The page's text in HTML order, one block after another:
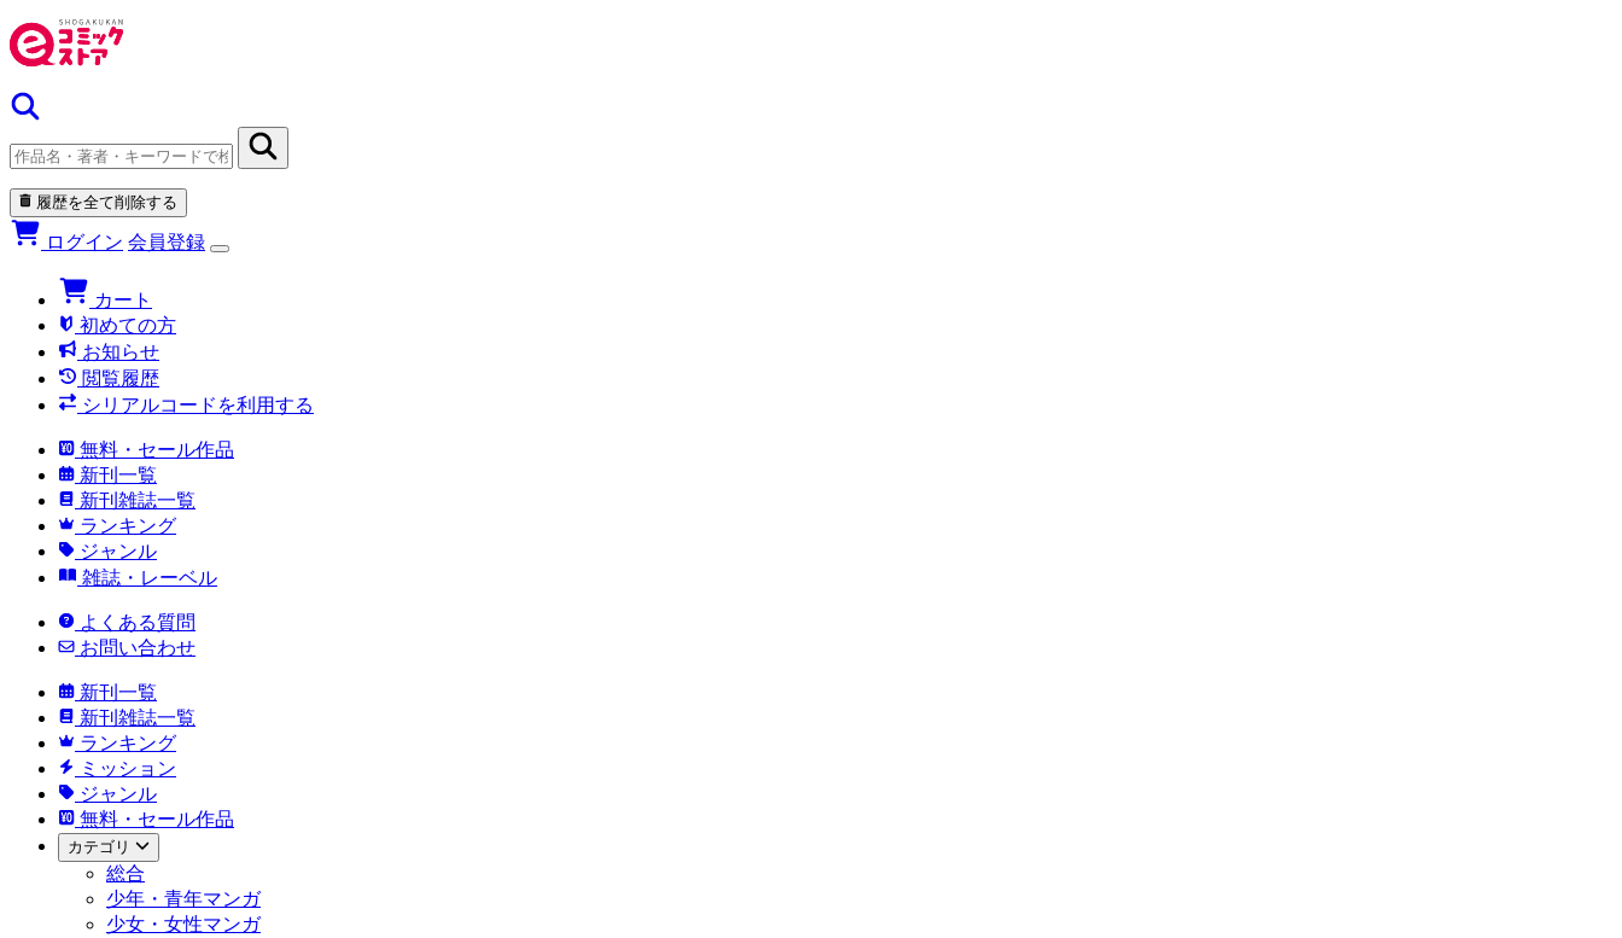
履歴を全て削除する
ログイン 会員登録
カート
初めての方
お知らせ
閲覧履歴
シリアルコードを利用する
無料・セール作品
新刊一覧
新刊雑誌一覧
ランキング
ジャンル
雑誌・レーベル
よくある質問
お問い合わせ
新刊一覧
新刊雑誌一覧
ランキング
ミッション
ジャンル
無料・セール作品
カテゴリ
総合
少年・青年マンガ
少女・女性マンガ